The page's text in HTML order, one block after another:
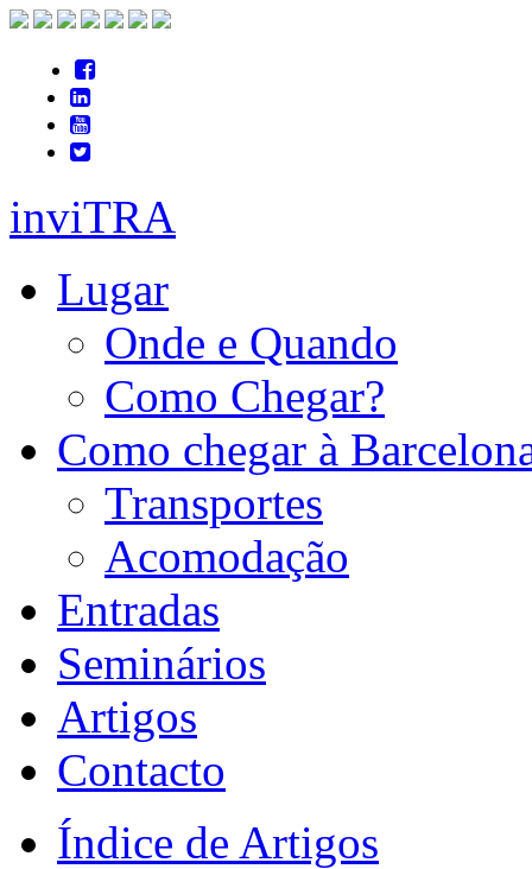
inviTRA
Lugar
Onde e Quando
Como Chegar?
Como chegar à
Transportes
Acomodação
Entradas
Seminários
Artigos
Contacto
Índice de Artigos